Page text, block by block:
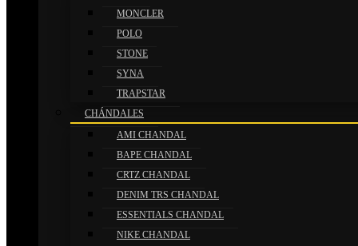
MONCLER
POLO
STONE
SYNA
TRAPSTAR
CHÁNDALES
AMI CHANDAL
BAPE CHANDAL
CRTZ CHANDAL
DENIM TRS CHANDAL
ESSENTIALS CHANDAL
NIKE CHANDAL